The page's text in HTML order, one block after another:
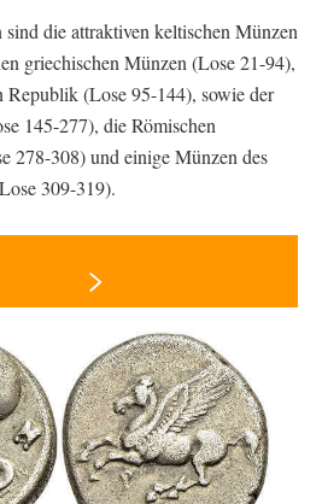
sind die attraktiven keltischen Münzen
griechischen Münzen (Lose 21-94),
Republik (Lose 95-144), sowie der
145-277), die Römischen
278-308) und einige Münzen des
309-319).